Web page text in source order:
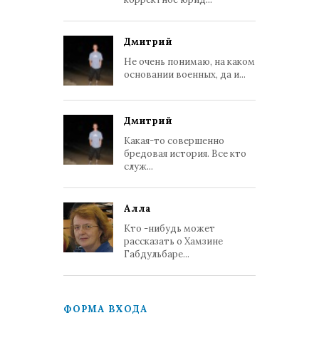
Дмитрий
Не очень понимаю, на каком
основании военных, да и...
Дмитрий
Какая-то совершенно
бредовая история. Все кто
служ...
Алла
Кто -нибудь может
рассказать о Хамзине
Габдульбаре...
ФОРМА ВХОДА